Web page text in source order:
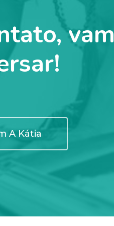
A Kátia